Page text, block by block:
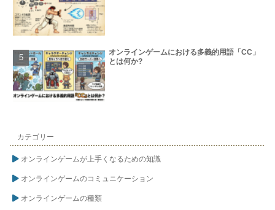
オンラインゲームにおける多義的用語「CC」
とは何か?
カテゴリー
オンラインゲームが上手くなるための知識
オンラインゲームのコミュニケーション
オンラインゲームの種類